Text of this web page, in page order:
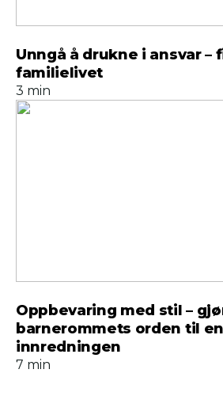
Unngå å drukne i ansvar –
familielivet
3 min
Oppbevaring med stil –
barnerommets orden til
innredningen
7 min